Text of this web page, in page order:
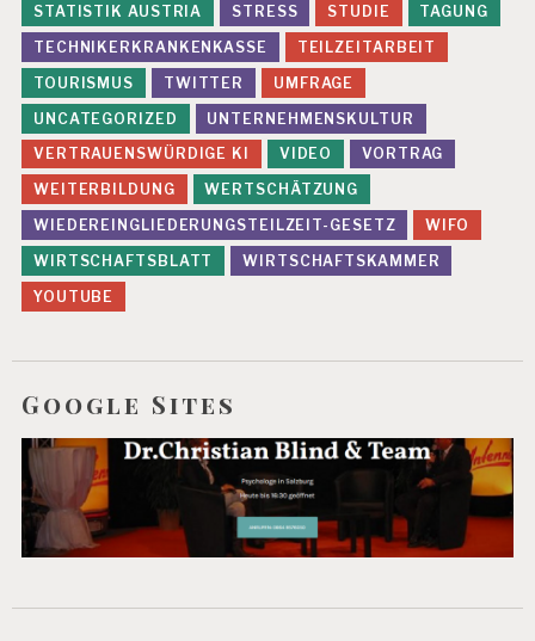
STATISTIK AUSTRIA
STRESS STUDIE
TAGUNG
TECHNIKERKRANKENKASSE
TEILZEITARBEIT
TOURISMUS
TWITTER
UMFRAGE
UNCATEGORIZED
UNTERNEHMENSKULTUR
VERTRAUENSWÜRDIGE KI
VIDEO
VORTRAG
WEITERBILDUNG
WERTSCHÄTZUNG
WIEDEREINGLIEDERUNGSTEILZEIT-GESETZ
WIFO
WIRTSCHAFTSBLATT
WIRTSCHAFTSKAMMER
YOUTUBE
Google Sites